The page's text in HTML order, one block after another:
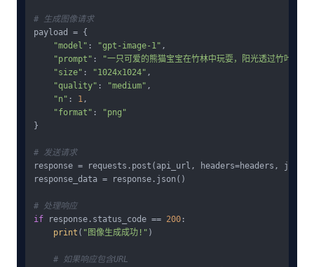
# 生成图像请求
payload = {
"model" : "gpt-image-1" ,
"prompt" :
"一只可爱的熊猫宝宝在竹林中玩耍，阳光透过竹叶洒
"size" : "1024x1024" ,
"quality" : "medium" ,
"n" : 1,
"format" :
"png"
}
# 发送请求
response = requests.post(api_url, headers=headers,
response_data = response.json()
# 处理响应
if response.status_code == 200 :
print ( "图像生成成功!" )
# 如果响应包含URL